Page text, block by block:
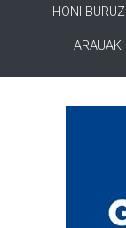
HONI BURUZ
ARAUAK